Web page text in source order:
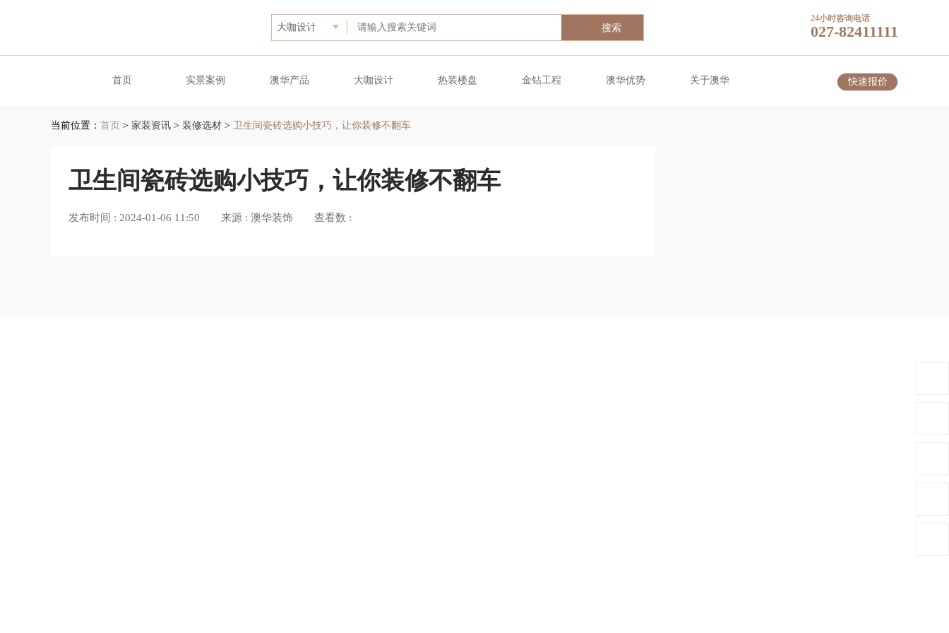
大咖设计 搜索
24小时咨询电话
027-82411111
首页 实景案例 澳华产品 大咖设计 热装楼盘 金钻工程 澳华优势 关于澳华 快速报价
当前位置： 首页 > 家装资讯 > 装修选材 > 卫生间瓷砖选购小技巧，让你装修不翻车
卫生间瓷砖选购小技巧，让你装修不翻车
发布时间 : 2024-01-06 11:50 来源 : 澳华装饰 查看数 :